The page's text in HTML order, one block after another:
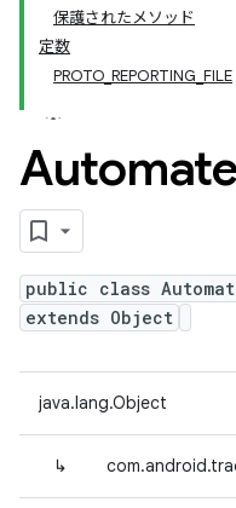
保護されたメソッド
定数
PROTO_REPORTING_FILE
public class
extends Object
java.lang.Object
↳